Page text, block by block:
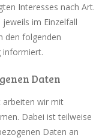
Interesses nach Art.
jeweils im Einzelfall
den folgenden
informiert.
Daten
arbeiten wir mit
Dabei ist teilweise
Daten an